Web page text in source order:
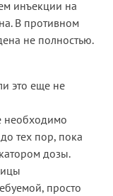
инъекции на
В противном
не полностью.
это еще не
необходимо
тех пор, пока
дозы.
просто